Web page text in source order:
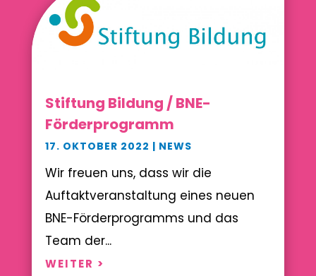
Stiftung Bildung / BNE-
Förderprogramm
17. OKTOBER 2022 | NEWS
Wir freuen uns, dass wir die
Auftaktveranstaltung eines neuen
BNE-Förderprogramms und das
Team der...
WEITER >